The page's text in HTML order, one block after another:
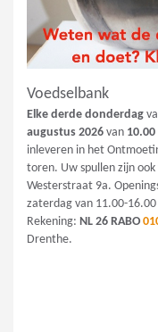
Voedselbank
Elke derde donderdag
augustus 2026 van
inleveren in het
toren. Uw spullen zijn
Westerstraat 9a.
zaterdag van 11.00-
Rekening: NL 26 RABO
Drenthe.